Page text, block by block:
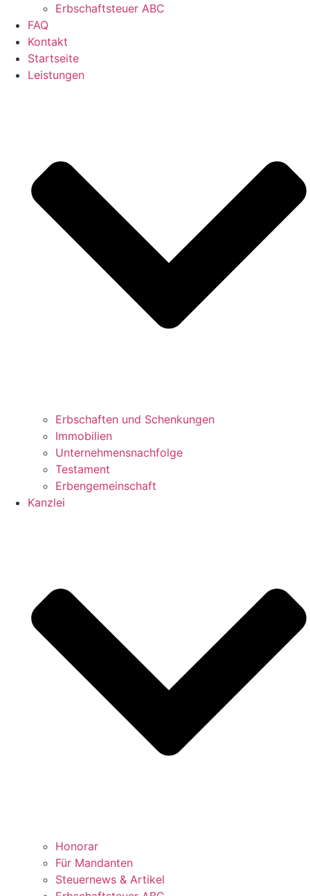
Erbschaftsteuer ABC
FAQ
Kontakt
Startseite
Leistungen
Erbschaften und Schenkungen
Immobilien
Unternehmensnachfolge
Testament
Erbengemeinschaft
Kanzlei
Honorar
Für Mandanten
Steuernews & Artikel